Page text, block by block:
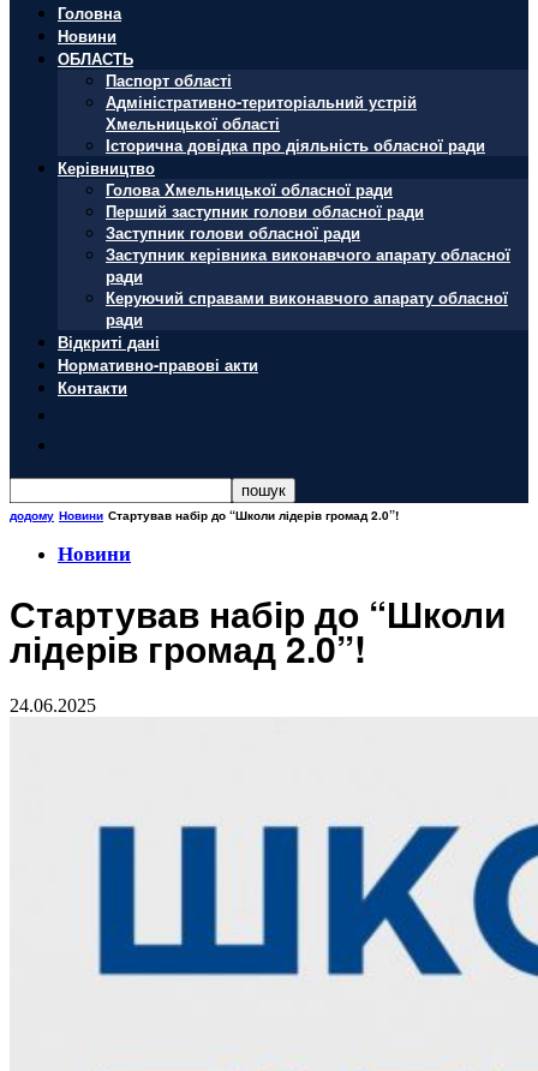
Головна
Новини
ОБЛАСТЬ
Паспорт області
Адміністративно-територіальний устрій
Хмельницької області
Історична довідка про діяльність обласної ради
Керівництво
Голова Хмельницької обласної ради
Перший заступник голови обласної ради
Заступник голови обласної ради
Заступник керівника виконавчого апарату обласної
ради
Керуючий справами виконавчого апарату обласної
ради
Відкриті дані
Нормативно-правові акти
Контакти
додому Новини Стартував набір до “Школи лідерів громад 2.0”!
Новини
Стартував набір до “Школи
лідерів громад 2.0”!
24.06.2025